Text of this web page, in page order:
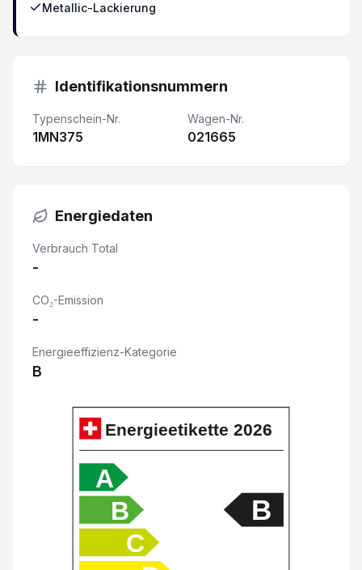
Stauassistent
Rücksitze umklappbar 60/40
Elektronische Wegfahrsperre/ Alarmanlage
Deaktivierung Beifahrerairbag
Spurhalteassistent LKA
Bluetooth-System
Panorama-Glasdach fix mit elektr. Storen
Dachreling silber
Ambientebeleuchtung
Metallic-Lackierung
Identifikationsnummern
Typenschein-Nr.
1MN375
Wagen-Nr.
021665
Energiedaten
Verbrauch Total
-
CO₂-Emission
-
Energieeffizienz-Kategorie
B
A
B
C
Energieetikette 2026
B